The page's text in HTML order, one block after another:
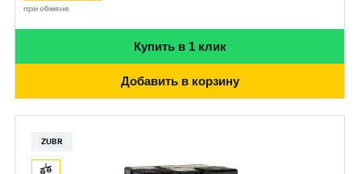
при обмене
Купить в 1 клик
Добавить в корзину
ZUBR